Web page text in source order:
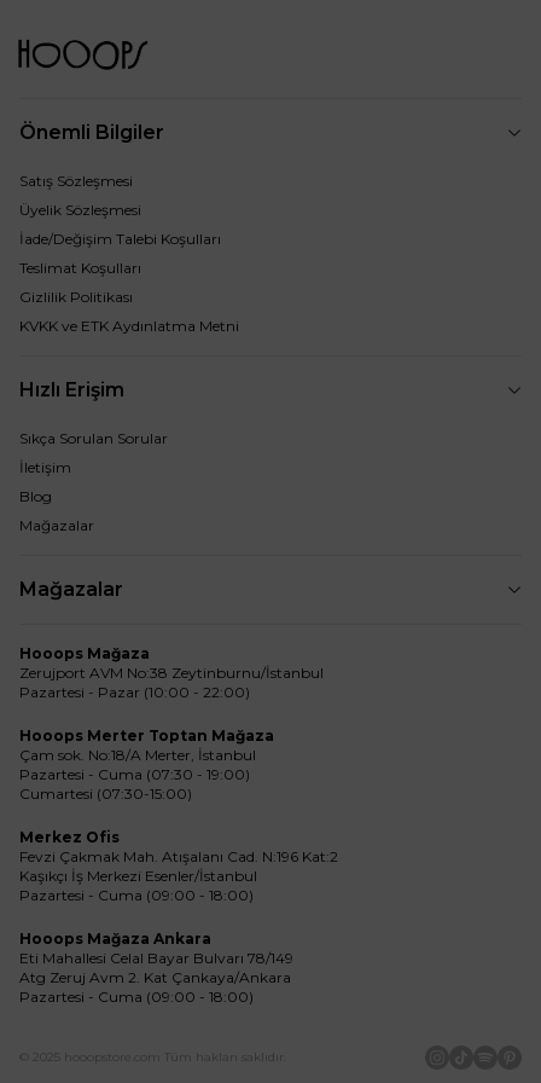
Önemli Bilgiler
Satış Sözleşmesi
Üyelik Sözleşmesi
İade/Değişim Talebi Koşulları
Teslimat Koşulları
Gizlilik Politikası
KVKK ve ETK Aydınlatma Metni
Hızlı Erişim
Sıkça Sorulan Sorular
İletişim
Blog
Mağazalar
Mağazalar
Hooops Mağaza
Zerujport AVM No:38 Zeytinburnu/İstanbul
Pazartesi - Pazar (10:00 - 22:00)
Hooops Merter Toptan Mağaza
Çam sok. No:18/A Merter, İstanbul
Pazartesi - Cuma (07:30 - 19:00)
Cumartesi (07:30-15:00)
Merkez Ofis
Fevzi Çakmak Mah. Atışalanı Cad. N:196 Kat:2
Kaşıkçı İş Merkezi Esenler/İstanbul
Pazartesi - Cuma (09:00 - 18:00)
Hooops Mağaza Ankara
Eti Mahallesi Celal Bayar Bulvarı 78/149
Atg Zeruj Avm 2. Kat Çankaya/Ankara
Pazartesi - Cuma (09:00 - 18:00)
© 2025 hooopstore.com Tüm hakları saklıdır.